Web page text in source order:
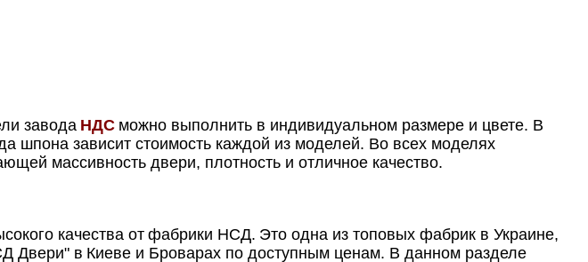
завода НДС можно выполнить в индивидуальном размере и цвете. В
шпона зависит стоимость каждой из моделей. Во всех моделях
массивность двери, плотность и отличное качество.
качества от фабрики НСД. Это одна из топовых фабрик в Украине,
Двери" в Киеве и Броварах по доступным ценам. В данном разделе